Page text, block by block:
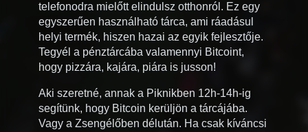
telefonodra mielőtt elindulsz otthonról. Ez egy
egyszerűen használható tárca, ami ráadásul
helyi termék, hiszen hazai az egyik fejlesztője.
Tegyél a pénztárcába valamennyi Bitcoint,
hogy pizzára, kajára, piára is jusson!
Aki szeretné, annak a Piknikben 12h-14h-ig
segítünk, hogy Bitcoin kerüljön a tárcájába.
Vagy a Zsengélőben délután. Ha csak kíváncsi